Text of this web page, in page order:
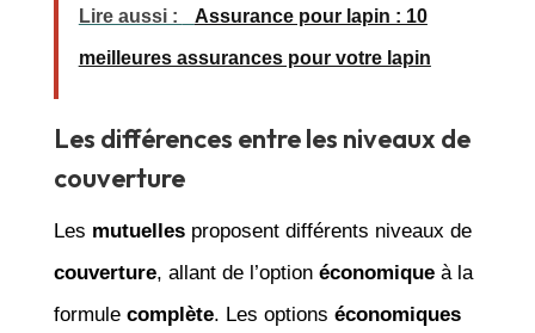
Lire aussi : Assurance pour lapin : 10
meilleures assurances pour votre lapin
Les différences entre les niveaux de
couverture
Les mutuellesproposent différents niveaux de
couverture, allant de l’option économiqueà la
formule complète. Les options économiques